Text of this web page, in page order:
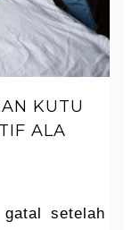
KUTU
ALA
gatal setelah